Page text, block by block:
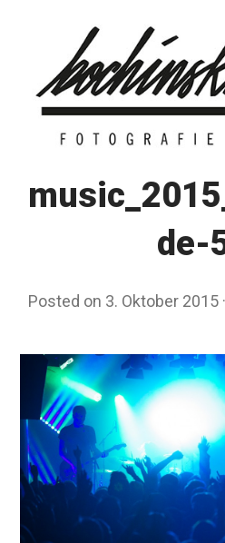
de-
Posted on 3. Oktober 2015